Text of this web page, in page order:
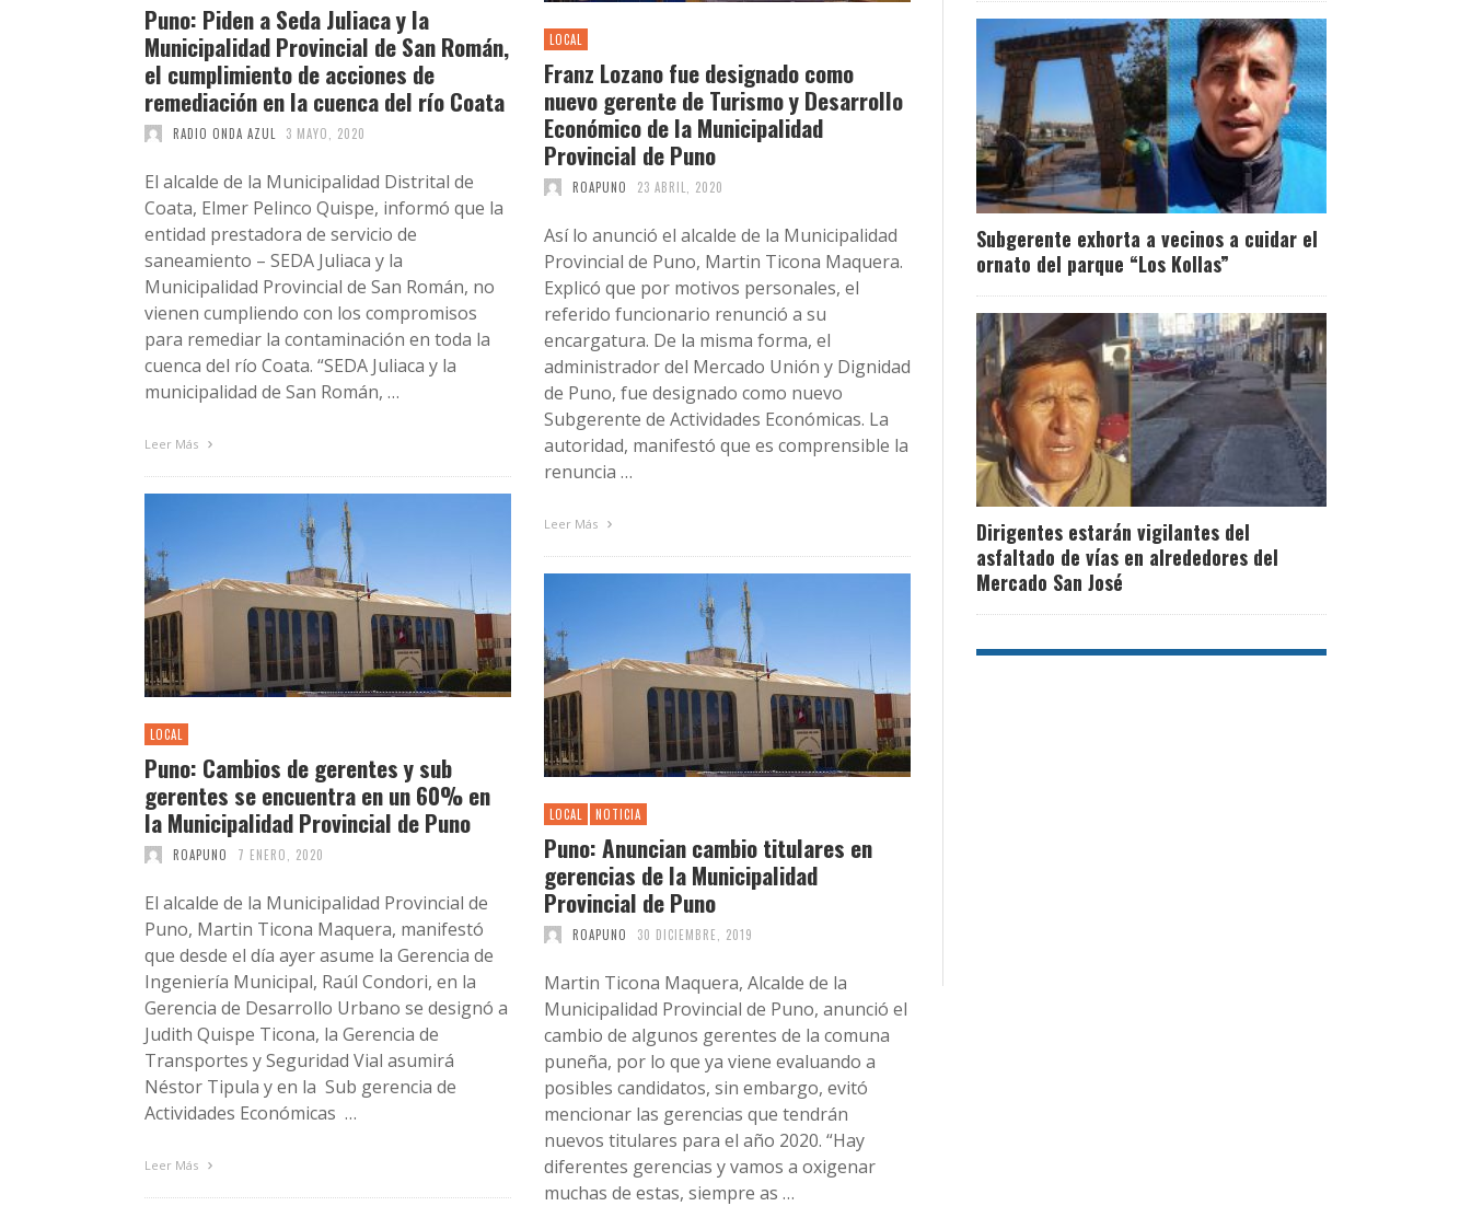
Puno: Piden a Seda Juliaca y la
Municipalidad Provincial de San Román,
el cumplimiento de acciones de
remediación en la cuenca del río Coata
RADIO ONDA AZUL 3 MAYO, 2020
El alcalde de la Municipalidad Distrital de
Coata, Elmer Pelinco Quispe, informó que la
entidad prestadora de servicio de
saneamiento – SEDA Juliaca y la
Municipalidad Provincial de San Román, no
vienen cumpliendo con los compromisos
para remediar la contaminación en toda la
cuenca del río Coata. “SEDA Juliaca y la
municipalidad de San Román, …
Leer Más
LOCAL
Franz Lozano fue designado como
nuevo gerente de Turismo y Desarrollo
Económico de la Municipalidad
Provincial de Puno
ROAPUNO 23 ABRIL, 2020
Así lo anunció el alcalde de la Municipalidad
Provincial de Puno, Martin Ticona Maquera.
Explicó que por motivos personales, el
referido funcionario renunció a su
encargatura. De la misma forma, el
administrador del Mercado Unión y Dignidad
de Puno, fue designado como nuevo
Subgerente de Actividades Económicas. La
autoridad, manifestó que es comprensible la
renuncia …
Leer Más
LOCAL
Puno: Cambios de gerentes y sub
gerentes se encuentra en un 60% en
la Municipalidad Provincial de Puno
ROAPUNO 7 ENERO, 2020
El alcalde de la Municipalidad Provincial de
Puno, Martin Ticona Maquera, manifestó
que desde el día ayer asume la Gerencia de
Ingeniería Municipal, Raúl Condori, en la
Gerencia de Desarrollo Urbano se designó a
Judith Quispe Ticona, la Gerencia de
Transportes y Seguridad Vial asumirá
Néstor Tipula y en la Sub gerencia de
Actividades Económicas …
Leer Más
LOCAL NOTICIA
Puno: Anuncian cambio titulares en
gerencias de la Municipalidad
Provincial de Puno
ROAPUNO 30 DICIEMBRE, 2019
Martin Ticona Maquera, Alcalde de la
Municipalidad Provincial de Puno, anunció el
cambio de algunos gerentes de la comuna
puneña, por lo que ya viene evaluando a
posibles candidatos, sin embargo, evitó
mencionar las gerencias que tendrán
nuevos titulares para el año 2020. “Hay
diferentes gerencias y vamos a oxigenar
muchas de estas, siempre as …
Subgerente exhorta a vecinos a cuidar el
ornato del parque “Los Kollas”
Dirigentes estarán vigilantes del
asfaltado de vías en alrededores del
Mercado San José